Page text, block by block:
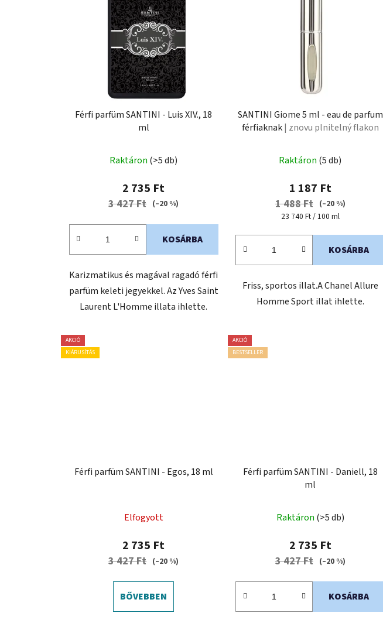
Férfi parfüm SANTINI - Luis XIV., 18
ml
Raktáron (>5 db)
2 735 Ft
3 427 Ft (–20 %)
KOSÁRBA
Karizmatikus és magával ragadó férfi
parfüm keleti jegyekkel. Az Yves Saint
Laurent L'Homme illata ihlette.
SANTINI Giome 5 ml - eau de parfum
férfiaknak| znovu plnitelný flakon
Raktáron (5 db)
1 187 Ft
1 488 Ft (–20 %)
Egységár:
23 740 Ft / 100 ml
KOSÁRBA
Friss, sportos illat.A Chanel Allure
Homme Sport illat ihlette.
AKCIÓ
KIÁRUSÍTÁS
Férfi parfüm SANTINI - Egos, 18 ml
Elfogyott
2 735 Ft
3 427 Ft (–20 %)
BŐVEBBEN
AKCIÓ
BESTSELLER
Férfi parfüm SANTINI - Daniell, 18
ml
Raktáron (>5 db)
2 735 Ft
3 427 Ft (–20 %)
KOSÁRBA